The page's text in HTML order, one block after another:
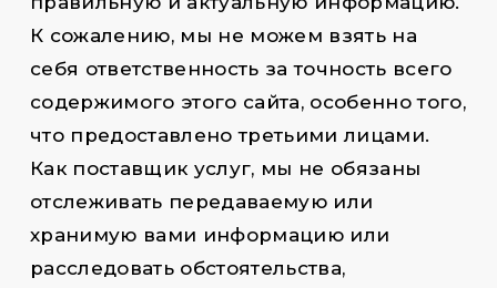
К сожалению, мы не можем взять на
себя ответственность за точность всего
содержимого этого сайта, особенно того,
что предоставлено третьими лицами.
Как поставщик услуг, мы не обязаны
отслеживать передаваемую или
хранимую вами информацию или
расследовать обстоятельства,